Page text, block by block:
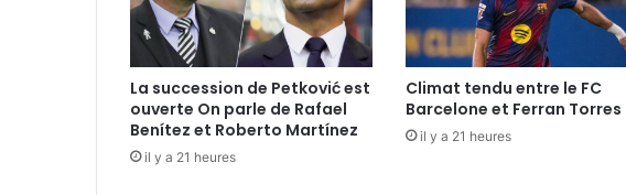
La succession de Petković est
ouverte On parle de Rafael
Benítez et Roberto Martínez
il y a 21 heures
Climat tendu entre le FC
Barcelone et Ferran Torres
il y a 21 heures